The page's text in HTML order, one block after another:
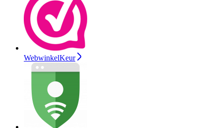
WebwinkelKeur